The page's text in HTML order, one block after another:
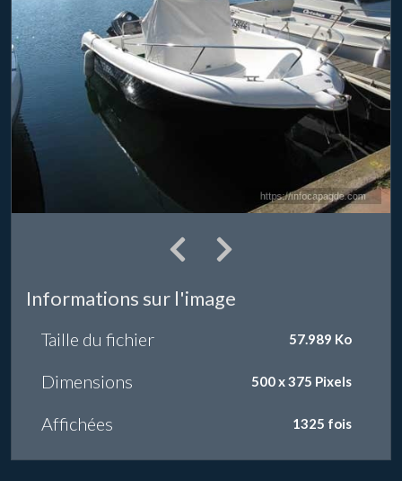
Informations sur l'image
Taille du fichier 57.989 Ko
Dimensions 500 x 375 Pixels
Affichées 1325 fois